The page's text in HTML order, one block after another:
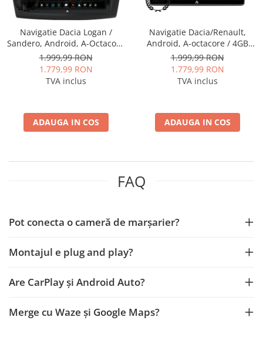
Navigatie Dacia Logan /
Sandero, Android, A-Octacore
/ 4GB RAM + 64GB ROM, 9
Inch - AD-BGA9004+AD-
BGRKIT376
1.999,99 RON
1.779,99 RON
TVA inclus
ADAUGA IN COS
Navigatie Dacia/Renault,
Android, A-octacore / 4GB
RAM + 64GB ROM, 9 Inch AD-
BGA9004+AD-BGRKIT383
1.999,99 RON
1.779,99 RON
TVA inclus
ADAUGA IN COS
FAQ
Pot conecta o cameră de marșarier?
Montajul e plug and play?
Are CarPlay și Android Auto?
Merge cu Waze și Google Maps?